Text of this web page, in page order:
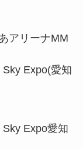
アリーナMM
Expo(愛知
Expo愛知